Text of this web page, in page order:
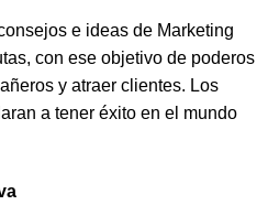
e ideas de Marketing
con ese objetivo de poderos
y atraer clientes. Los
a tener éxito en el mundo